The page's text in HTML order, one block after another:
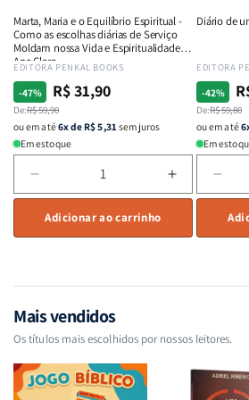
Intimidade
em
Deus
Intimidade
em
Deus
Marta, Maria e o Equilíbrio Espiritual -
Como as escolhas diárias de Serviço
Moldam nossa Vida e Espiritualidade -
Ana Clara
Fornecedor:
EDITORA PENKAL BOOKS
-47%
Preço
normal
De:R$ 59,90
Preço
promocional
R$ 31,90
ou em até6x de R$ 5,31 sem juros
Em estoque
a
quantidade
de
o
Equilíbrio
-
Como
Aumentar
a
quantidade
de
Equilíbrio
Como
Adicionar ao carrinho
Diário de
EDITORA
-42%
Preço
normal
De:R$ 59,80
Preço
ou em até
Em
a
de
Mais vendidos
Os títulos mais escolhidos por nossos leitores.